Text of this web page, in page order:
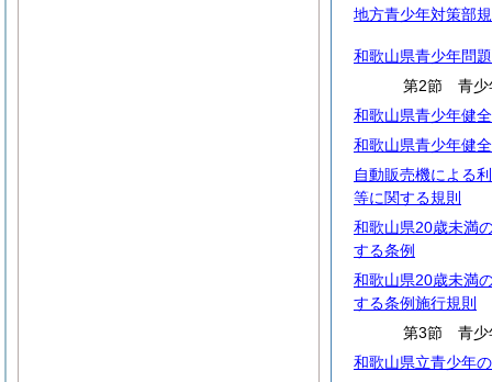
地方青少年対策部
和歌山県青少年問
第2節 青少
和歌山県青少年健
和歌山県青少年健
自動販売機による
等に関する規則
和歌山県20歳未満
する条例
和歌山県20歳未満
する条例施行規則
第3節 青少
和歌山県立青少年